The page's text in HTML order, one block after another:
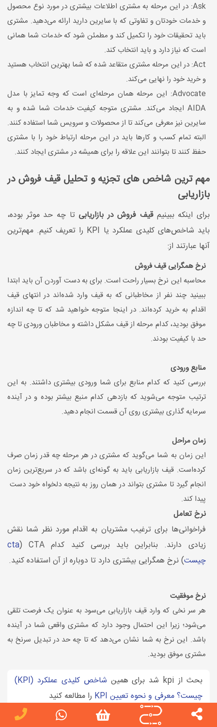
Ask: در این مرحله به مشتری اطلاعات بیشتری در مورد نوع محصول
و خدمات خودتان و تفاوتی که با سایرین دارید ارائه می‌دهید. مشتری
باید تحقیقات خود را تکمیل کند و مطمئن شود که خدمات شما همانی
است که نیاز دارد و باید انتخاب کند.
Act: در این مرحله مشتری متقاعد شده که شما بهترین انتخاب هستید
و خرید خود را نهایی می‌کند.
Advocate: این مرحله همان مرحله‌ای است که وجه تمایز با مدل
AIDA ایجاد می‌کند. مشتری متوجه کیفیت خدمات شما شده و به
سایرین نیز معرفی می‌کند تا از محصولات و سرویس شما استفاده کنند.
البته تمام کسب و کارها باید در این مرحله ارتباط خود را با مشتری
حفظ کنند تا بتوانند این علاقه را برای همیشه در مشتری ایجاد کنند.
مهم ترین شاخص های تجزیه و تحلیل قیف فروش در
بازاریابی
برای اینکه ببینیمقیف فروش در بازاریابی تا چه حد موثر بوده،
باید شاخص‌های کلیدی عملکرد یا KPI را تعریف کنیم. مهم‌ترین
آنها عبارتند از:
نرخ همگرایی قیف فروش
محاسبه این نرخ بسیار راحت است. برای به دست آوردن آن باید ابتدا
ببینید چند نفر از مخاطبانی که به قیف وارد شده‌اند در انتهای قیف
اقدام به خرید کرده‌اند. در اینجا متوجه خواهید شد که تا چه اندازه
موفق بودید، کدام مرحله از قیف مشکل داشته و مخاطبان ورودی تا چه
حد با کیفیت بودند.
منابع ورودی
بررسی کنید که کدام منابع برای شما ورودی بیشتری داشتند. به این
ترتیب متوجه می‌شوید که بازدهی کدام منبع بیشتر بوده و در آینده
سرمایه گذاری بیشتری روی آن قسمت انجام دهید.
زمان مراحل
این زمان به شما می‌گوید که مشتری در هر مرحله چه قدر زمان صرف
کرده‌است. قیف بازاریابی باید به گونه‌ای باشد که در سریع‌ترین زمان
انجام گیرد تا مشتری بتواند در همان روز به نتیجه دلخواه خود دست
پیدا کند.
نرخ تعامل
فراخوانی‌ها برای ترغیب مشتریان به اقدام مورد نظر شما نقش
زیادی دارند. بنابراین باید بررسی کنید کدام CTA (
cta
چیست) نرخ همگرایی بیشتری دارد تا دوباره از آن استفاده کنید.
نرخ موفقیت
هر سر نخی که وارد قیف بازاریابی می‌سود به عنوان یک فرصت تلقی
می‌شود؛ زیرا این احتمال وجود دارد که مشتری واقعی شما در آینده
باشد. این نرخ به شما نشان می‌دهد که تا چه حد در تبدیل سرنخ به
مشتری موفق بودید.
بحث از kpi شد برای همین
شاخص کلیدی عملکرد (KPI)
چیست؟ معرفی و نحوه تعیین KPI
را مطالعه کنید